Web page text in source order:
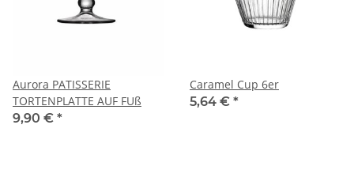
Aurora PATISSERIE
TORTENPLATTE AUF FUß
9,90 € *
Caramel Cup 6er
5,64 € *